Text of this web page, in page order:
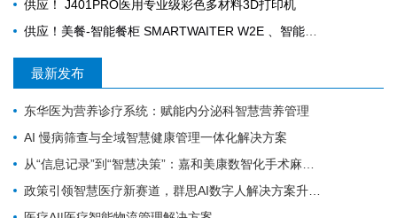
供应！ J401PRO医用专业级彩色多材料3D打印机
供应！美餐-智能餐柜 SMARTWAITER W2E 、智能电子收银称 SUNMI S2
最新发布
东华医为营养诊疗系统：赋能内分泌科智慧营养管理
AI 慢病筛查与全域智慧健康管理一体化解决方案
从“信息记录”到“智慧决策”：嘉和美康数智化手术麻醉管理系统焕新升级
政策引领智慧医疗新赛道，群思AI数字人解决方案升级，便民就医链路！